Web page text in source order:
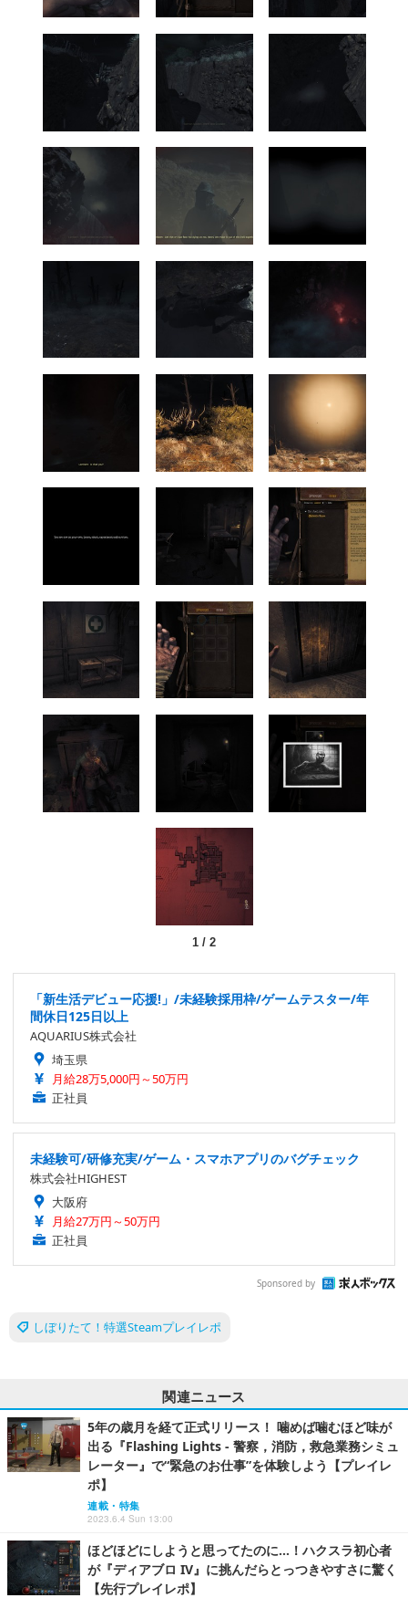
1/ 2
「新生活デビュー応援!」/未経験採用枠/ゲームテスター/年
間休日125日以上
AQUARIUS株式会社
埼玉県
月給28万5,000円～50万円
正社員
未経験可/研修充実/ゲーム・スマホアプリのバグチェック
株式会社HIGHEST
大阪府
月給27万円～50万円
正社員
Sponsored by
しぼりたて！特選Steamプレイレポ
関連ニュース
5年の歳月を経て正式リリース！ 噛めば噛むほど味が
出る『Flashing Lights - 警察，消防，救急業務シミュ
レーター』で“緊急のお仕事”を体験しよう【プレイレ
ポ】
連載・特集
2023.6.4 Sun 13:00
ほどほどにしようと思ってたのに…！ハクスラ初心者
が『ディアブロ IV』に挑んだらとっつきやすさに驚く
【先行プレイレポ】